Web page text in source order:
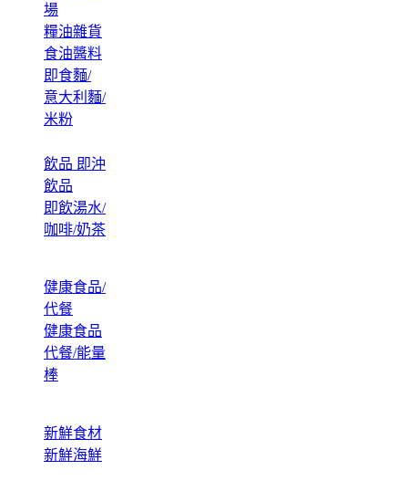
場
糧油雜貨
食油醬料
即食麵/
意大利麵/
米粉
飲品 即沖
飲品
即飲湯水/
咖啡/奶茶
健康食品/
代餐
健康食品
代餐/能量
棒
新鮮食材
新鮮海鮮